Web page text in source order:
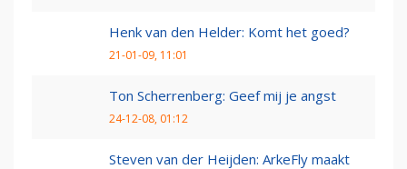
Henk van den Helder: Komt het goed?
21-01-09, 11:01
Ton Scherrenberg: Geef mij je angst
24-12-08, 01:12
Steven van der Heijden: ArkeFly maakt